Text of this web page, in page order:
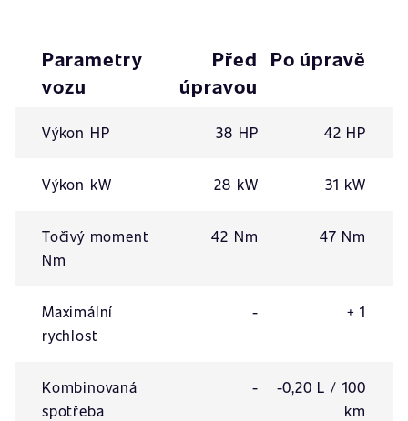
Parametry
vozu
Před
úpravou
Po úpravě
Výkon HP 38 HP 42 HP
Výkon kW 28 kW 31 kW
Točivý moment
Nm
42 Nm 47 Nm
Maximální
rychlost
- + 1
Kombinovaná
spotřeba
-
-0,20 L / 100
km